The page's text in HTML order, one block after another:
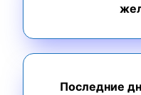
Последние